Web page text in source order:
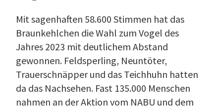
Mit sagenhaften 58.600 Stimmen hat das
Braunkehlchen die Wahl zum Vogel des
Jahres 2023 mit deutlichem Abstand
gewonnen. Feldsperling, Neuntöter,
Trauerschnäpper und das Teichhuhn hatten
da das Nachsehen. Fast 135.000 Menschen
nahmen an der Aktion vom NABU und dem